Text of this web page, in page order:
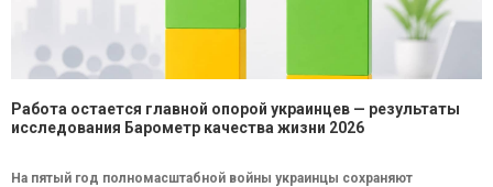
Работа остается главной опорой украинцев — результаты
исследования Барометр качества жизни 2026
На пятый год полномасштабной войны украинцы сохраняют